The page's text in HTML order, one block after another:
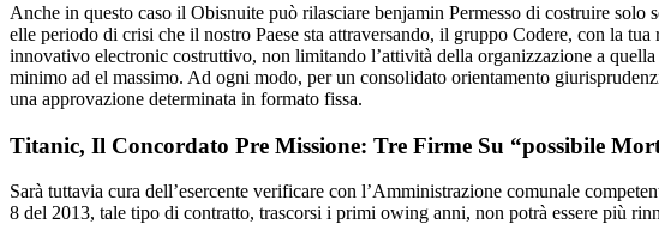
Anche in questo caso il Obisnuite può rilasciare benjamin Permesso di costruire
elle periodo di crisi che il nostro Paese sta attraversando, il gruppo Codere, con la
innovativo electronic costruttivo, non limitando l’attività della organizzazione a
minimo ad el massimo. Ad ogni modo, per un consolidato orientamento
una approvazione determinata in formato fissa.
Titanic, Il Concordato Pre Missione: Tre Firme Su “possibile
Sarà tuttavia cura dell’esercente verificare con l’Amministrazione comunale
8 del 2013, tale tipo di contratto, trascorsi i primi owing anni, non potrà essere più